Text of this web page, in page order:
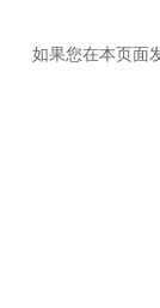
如果您在本页面